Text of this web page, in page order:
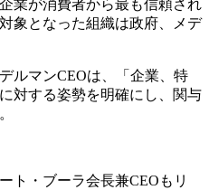
業が消費者から最も信頼され
象となった組織は政府、メデ
ルマンCEOは、「企業、特
対する姿勢を明確にし、関与
ト・ブーラ会長兼CEOもリ